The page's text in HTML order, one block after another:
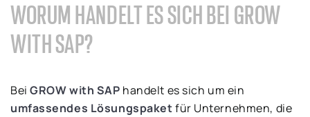
WORUM HANDELT ES SICH BEI GROW
WITH SAP?
BeiGROW with SAP handelt es sich um ein
umfassendes Lösungspaketfür Unternehmen, die